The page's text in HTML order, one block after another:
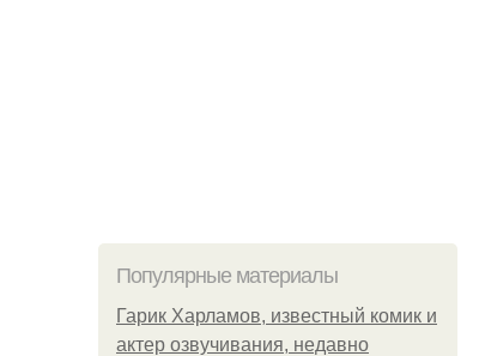
Популярные материалы
Гарик Харламов, известный комик и
актер озвучивания, недавно